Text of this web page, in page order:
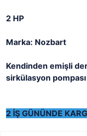
2 HP
Marka: Nozbart
Kendinden emişli
sirkülasyon pompası
2 İŞ GÜNÜNDE